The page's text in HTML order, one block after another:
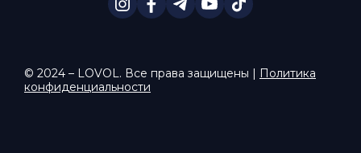
© 2024 – LOVOL. Все права защищены | Политика
конфиденциальности